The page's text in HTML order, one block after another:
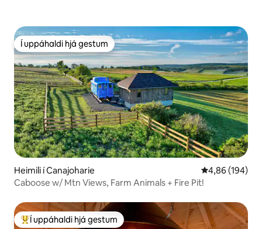
Í uppáhaldi hjá gestum
Í uppáhaldi hjá gestum
Heimili í Canajoharie 4,86 af 5 í
4,86 (194)
Caboose w/ Mtn Views, Farm Animals + Fire Pit!
Í mestu uppáhaldi hjá gestum
Í uppáhaldi hjá gestum